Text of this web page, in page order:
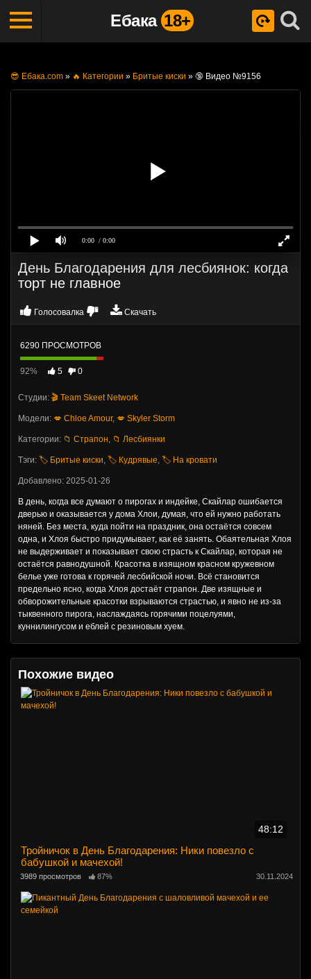
Ебака 18+
😎 Ебака.com » 🔥 Категории » Бритые киски » 🔞 Видео №9156
0:00 / 0:00
День Благодарения для лесбиянок: когда
торт не главное
Голосовалка Скачать
6290 ПРОСМОТРОВ
92% 5 0
Студии: 🎬 Team Skeet Network
Модели: 💋 Chloe Amour, 💋 Skyler Storm
Категории: 📁 Страпон, 📁 Лесбиянки
Тэги: 🏷️ Бритые киски, 🏷️ Кудрявые, 🏷️ На кровати
Добавлено: 2025-01-26
В день, когда все думают о пирогах и индейке, Скайлар ошибается
дверью и оказывается у дома Хлои, думая, что ей нужно работать
няней. Без места, куда пойти на праздник, она остаётся совсем
одна, и Хлоя быстро придумывает, как её занять. Обаятельная Хлоя
не выдерживает и показывает свою страсть к Скайлар, которая не
остаётся равнодушной. Красотка в изящном красном кружевном
белье уже готова к горячей лесбийской ночи. Всё становится
предельно ясно, когда Хлоя достаёт страпон. Две изящные и
обворожительные красотки взрываются страстью, и явно не из-за
тыквенного пирога, наслаждаясь горячими поцелуями,
куннилингусом и еблей с резиновым хуем.
Похожие видео
48:12
Тройничок в День Благодарения: Ники повезло с
бабушкой и мачехой!
3989 просмотров 87% 30.11.2024